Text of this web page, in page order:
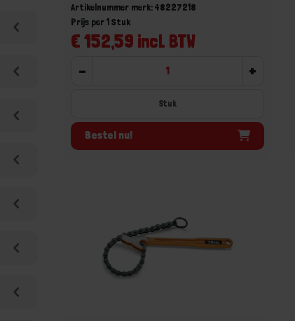
Artikelnummer merk: 48227218
€ 152,59 incl. BTW
Prijs per 1 Stuk
- +
Stuk
Bestel nu!